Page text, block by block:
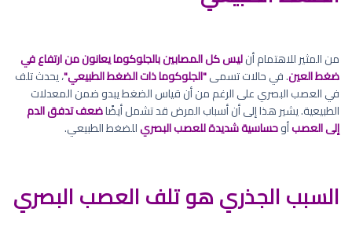
من المثير للاهتمام أنليس كل المصابين بالجلوكوما يعانون من ارتفاع في
ضغط العين. في حالات تسمى"الجلوكوما ذات الضغط الطبيعي"، يحدث تلف
في العصب البصري على الرغم من أن قياس الضغط يبدو ضمن المعدلات
الطبيعية. يشير هذا إلى أن أسباب المرض قد تشمل أيضًاضعف تدفق الدم
إلى العصبأوحساسية شديدة للعصب البصريللضغط الطبيعي.
السبب الجذري هو تلف العصب البصري